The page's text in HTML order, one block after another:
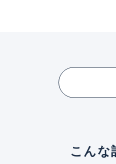
こんな